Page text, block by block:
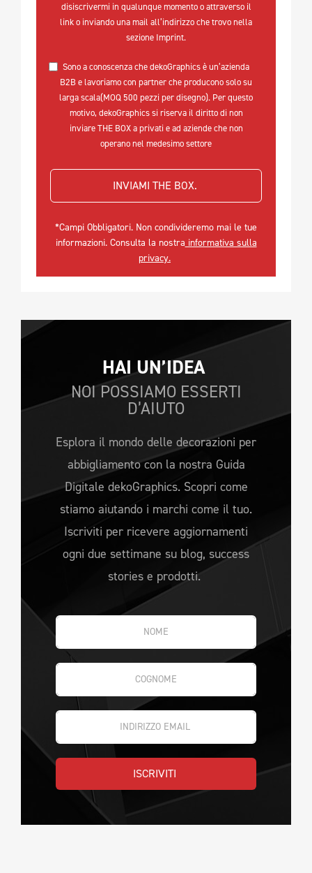
disiscrivermi in qualunque momento o attraverso il
link o inviando una mail all’indirizzo che trovo nella
sezione Imprint.
Sono a conoscenza che dekoGraphics è un’azienda
B2B e lavoriamo con partner che producono solo su
larga scala(MOQ 500 pezzi per disegno). Per questo
motivo, dekoGraphics si riserva il diritto di non
inviare THE BOX a privati e ad aziende che non
operano nel medesimo settore
*Campi Obbligatori. Non condivideremo mai le tue
informazioni. Consulta la nostra informativa sulla
privacy.
HAI UN’IDEA
NOI POSSIAMO ESSERTI
D’AIUTO
Esplora il mondo delle decorazioni per
abbigliamento con la nostra Guida
Digitale dekoGraphics. Scopri come
stiamo aiutando i marchi come il tuo.
Iscriviti per ricevere aggiornamenti
ogni due settimane su blog, success
stories e prodotti.